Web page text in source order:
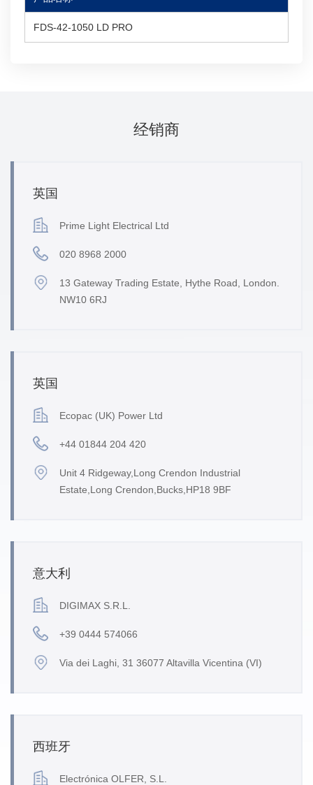
FDS-42-1050 LD PRO
经销商
英国
Prime Light Electrical Ltd
020 8968 2000
13 Gateway Trading Estate, Hythe Road, London.
NW10 6RJ
英国
Ecopac (UK) Power Ltd
+44 01844 204 420
Unit 4 Ridgeway,Long Crendon Industrial
Estate,Long Crendon,Bucks,HP18 9BF
意大利
DIGIMAX S.R.L.
+39 0444 574066
Via dei Laghi, 31 36077 Altavilla Vicentina (VI)
西班牙
Electrónica OLFER, S.L.